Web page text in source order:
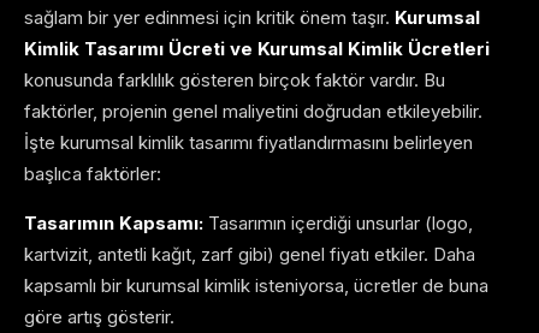
sağlam bir yer edinmesi için kritik önem taşır. Kurumsal
Kimlik Tasarımı Ücreti ve Kurumsal Kimlik Ücretleri
konusunda farklılık gösteren birçok faktör vardır. Bu
faktörler, projenin genel maliyetini doğrudan etkileyebilir.
İşte kurumsal kimlik tasarımı fiyatlandırmasını belirleyen
başlıca faktörler:
Tasarımın Kapsamı: Tasarımın içerdiği unsurlar (logo,
kartvizit, antetli kağıt, zarf gibi) genel fiyatı etkiler. Daha
kapsamlı bir kurumsal kimlik isteniyorsa, ücretler de buna
göre artış gösterir.